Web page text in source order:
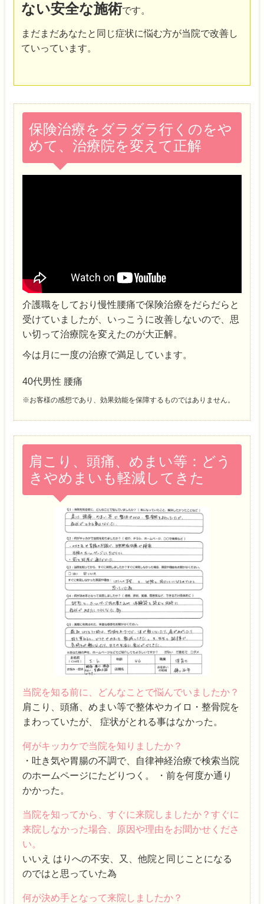
ない安全な施術です。
まだまだあなたと同じ症状に悩む方が当院で改善し
ていっています。
保険治療をダラダラ行くのをや
めて、治療院を変えて正解
介護職をしており慢性腰痛で保険治療をだらだらと
受けていましたが、いっこうに改善しないので、思
い切って治療院を変えたのが大正解。
今は月に一度の治療で満足しています。
40代男性 腰痛
※お客様の感想であり、効果効能を保障するものではありません。
肩こり、頭痛、めまい等：どう
きやめまいも軽減してきた
当院を知る前に、どんなことで悩んでいましたか？
肩こり、頭痛、めまい等で整体やカイロ・整骨院を
まわっていたが、 症状がとれる事はなかった。
何がキッカケで当院を知りましたか？
・吐き気や胃腸の不調で、自律神経治療で検索当院
のホームページにたどりつく。 ・前を何度か通り
かかった。
当院を知ってから、すぐに来院しましたか？すぐに
来院しなかった場合、原因や理由をお聞かせくださ
い。
いいえ はりへの不安、又、他院と同じことになる
のではと思っていた為
何が決め手となって来院しましたか？